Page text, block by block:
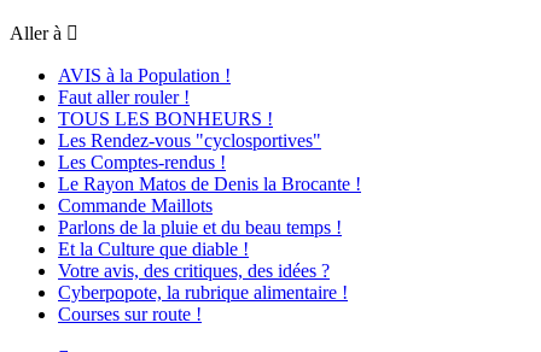
Aller à
AVIS à la Population !
Faut aller rouler !
TOUS LES BONHEURS !
Les Rendez-vous "cyclosportives"
Les Comptes-rendus !
Le Rayon Matos de Denis la Brocante !
Commande Maillots
Parlons de la pluie et du beau temps !
Et la Culture que diable !
Votre avis, des critiques, des idées ?
Cyberpopote, la rubrique alimentaire !
Courses sur route !